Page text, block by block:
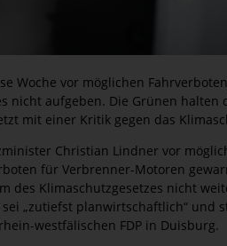
Woche vor möglichen
nicht aufgeben. Die Grünen halten
mit einer Kritik gegen das
Christian Lindner vor
für Verbrenner-Motoren
Klimaschutzgesetzes nicht
„zutiefst planwirtschaftlich“ und
westfälischen FDP in Duisburg.